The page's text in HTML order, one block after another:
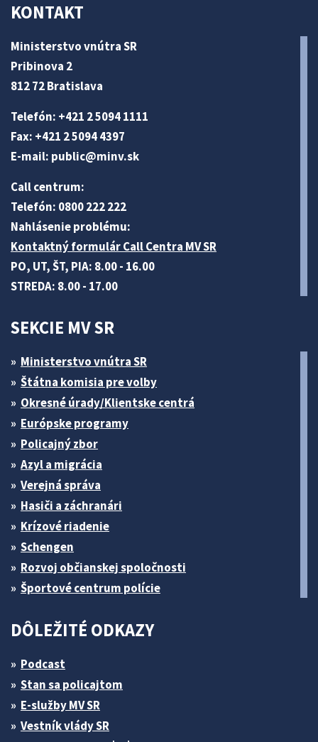
KONTAKT
Ministerstvo vnútra SR
Pribinova 2
812 72 Bratislava
Telefón: +421 2 5094 1111
Fax: +421 2 5094 4397
E-mail: public@minv.sk
Call centrum:
Telefón: 0800 222 222
Nahlásenie problému:
Kontaktný formulár Call Centra MV SR
PO, UT, ŠT, PIA: 8.00 - 16.00
STREDA: 8.00 - 17.00
SEKCIE MV SR
Ministerstvo vnútra SR
Štátna komisia pre volby
Okresné úrady/Klientske centrá
Európske programy
Policajný zbor
Azyl a migrácia
Verejná správa
Hasiči a záchranári
Krízové riadenie
Schengen
Rozvoj občianskej spoločnosti
Športové centrum polície
DÔLEŽITÉ ODKAZY
Podcast
Stan sa policajtom
E-služby MV SR
Vestník vlády SR